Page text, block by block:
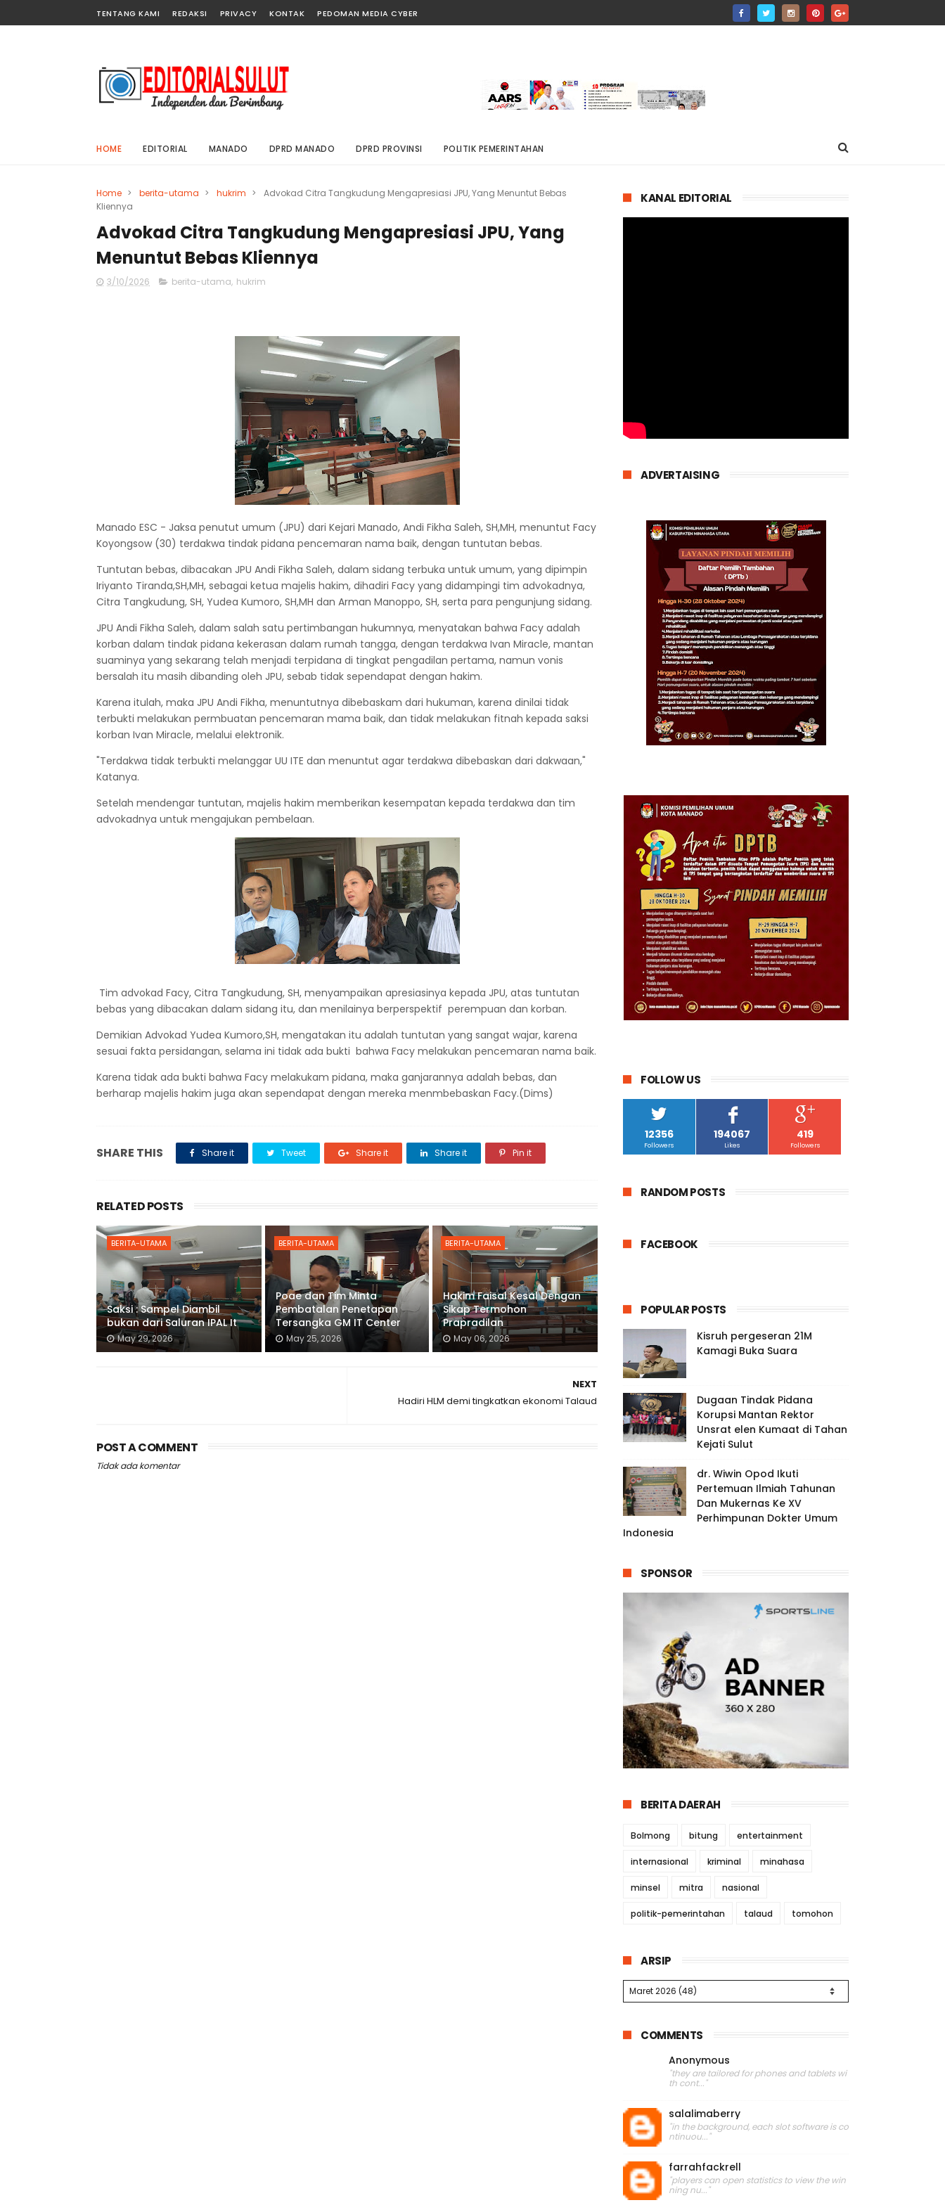
TENTANG KAMI REDAKSI PRIVACY KONTAK PEDOMAN MEDIA CYBER
HOME EDITORIAL MANADO DPRD MANADO DPRD PROVINSI POLITIK PEMERINTAHAN
Home > berita-utama > hukrim >
Advokad Citra Tangkudung Mengapresiasi JPU, Yang Menuntut Bebas
Kliennya
Advokad Citra Tangkudung Mengapresiasi JPU, Yang
Menuntut Bebas Kliennya
3/10/2026 berita-utama, hukrim
Manado ESC - Jaksa penutut umum (JPU) dari Kejari Manado, Andi Fikha Saleh, SH,MH, menuntut Facy
Koyongsow (30) terdakwa tindak pidana pencemaran nama baik, dengan tuntutan bebas.
Tuntutan bebas, dibacakan JPU Andi Fikha Saleh, dalam sidang terbuka untuk umum, yang dipimpin
Iriyanto Tiranda,SH,MH, sebagai ketua majelis hakim, dihadiri Facy yang didampingi tim advokadnya,
Citra Tangkudung, SH, Yudea Kumoro, SH,MH dan Arman Manoppo, SH, serta para pengunjung sidang.
JPU Andi Fikha Saleh, dalam salah satu pertimbangan hukumnya, menyatakan bahwa Facy adalah
korban dalam tindak pidana kekerasan dalam rumah tangga, dengan terdakwa Ivan Miracle, mantan
suaminya yang sekarang telah menjadi terpidana di tingkat pengadilan pertama, namun vonis
bersalah itu masih dibanding oleh JPU, sebab tidak sependapat dengan hakim.
Karena itulah, maka JPU Andi Fikha, menuntutnya dibebaskam dari hukuman, karena dinilai tidak
terbukti melakukan permbuatan pencemaran mama baik, dan tidak melakukan fitnah kepada saksi
korban Ivan Miracle, melalui elektronik.
"Terdakwa tidak terbukti melanggar UU ITE dan menuntut agar terdakwa dibebaskan dari dakwaan,"
Katanya.
Setelah mendengar tuntutan, majelis hakim memberikan kesempatan kepada terdakwa dan tim
advokadnya untuk mengajukan pembelaan.
Tim advokad Facy, Citra Tangkudung, SH, menyampaikan apresiasinya kepada JPU, atas tuntutan
bebas yang dibacakan dalam sidang itu, dan menilainya berperspektif perempuan dan korban.
Demikian Advokad Yudea Kumoro,SH, mengatakan itu adalah tuntutan yang sangat wajar, karena
sesuai fakta persidangan, selama ini tidak ada bukti bahwa Facy melakukan pencemaran nama baik.
Karena tidak ada bukti bahwa Facy melakukam pidana, maka ganjarannya adalah bebas, dan
berharap majelis hakim juga akan sependapat dengan mereka menmbebaskan Facy.(Dims)
SHARE THIS Share it Tweet Share it Share it Pin it
RELATED POSTS
BERITA-UTAMA
Saksi : Sampel Diambil
bukan dari Saluran IPAL It
May 29, 2026
BERITA-UTAMA
Poae dan Tim Minta
Pembatalan Penetapan
Tersangka GM IT Center
May 25, 2026
BERITA-UTAMA
Hakim Faisal Kesal Dengan
Sikap Termohon
Prapradilan
May 06, 2026
NEXT
Hadiri HLM demi tingkatkan ekonomi Talaud
POST A COMMENT
Tidak ada komentar
KANAL EDITORIAL
ADVERTAISING
FOLLOW US
12356
Followers
194067
Likes
419
Followers
RANDOM POSTS
FACEBOOK
POPULAR POSTS
Kisruh pergeseran 21M
Kamagi Buka Suara
Dugaan Tindak Pidana
Korupsi Mantan Rektor
Unsrat elen Kumaat di Tahan
Kejati Sulut
dr. Wiwin Opod Ikuti
Pertemuan Ilmiah Tahunan
Dan Mukernas Ke XV
Perhimpunan Dokter Umum
Indonesia
SPONSOR
BERITA DAERAH
Bolmong bitung entertainment
internasional kriminal minahasa
minsel mitra nasional
politik-pemerintahan talaud tomohon
ARSIP
COMMENTS
Anonymous
"they are tailored for phones and tablets wi
th cont..."
salalimaberry
"in the background, each slot software is co
ntinuou..."
farrahfackrell
"players can open statistics to view the win
ning nu..."